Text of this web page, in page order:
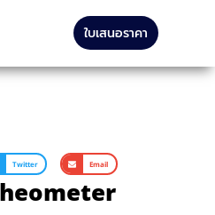
ใบเสนอราคา
Twitter Email